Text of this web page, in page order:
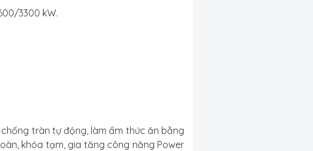
3300 kW.
tràn tự động, làm ấm thức ăn bằng
khóa tạm, gia tăng công năng Power